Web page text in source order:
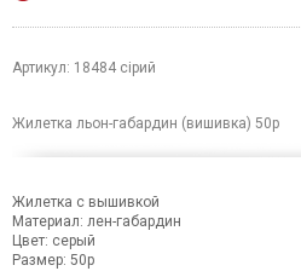
Артикул: 18484 сірий
Жилетка льон-габардин (вишивка) 50р
Жилетка с вышивкой
Материал: лен-габардин
Цвет: серый
Размер: 50р